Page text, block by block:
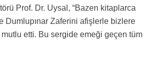
Prof. Dr. Uysal, “Bazen kitaplarca
Dumlupınar Zaferini afişlerle bizlere
etti. Bu sergide emeği geçen tüm